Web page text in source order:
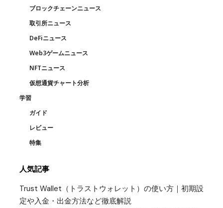
ブロックチェーンニュース
取引所ニュース
DeFiニュース
Web3ゲームニュース
NFTニュース
仮想通貨チャート分析
学習
ガイド
レビュー
特集
人気記事
Trust Wallet（トラストウォレット）の使い方｜初期設
定や入金・出金方法など徹底解説